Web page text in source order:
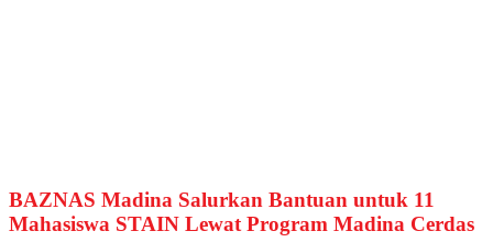
BAZNAS Madina Salurkan Bantuan untuk 11
Mahasiswa STAIN Lewat Program Madina Cerdas